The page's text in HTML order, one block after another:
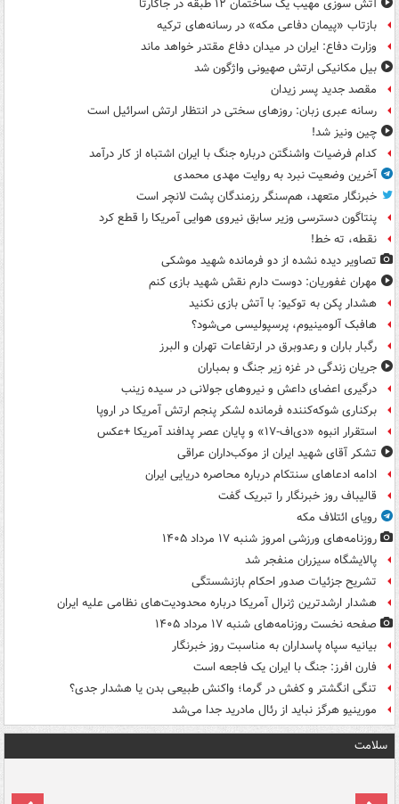
آتش سوزی مهیب یک ساختمان ۱۲ طبقه در جاکارتا
بازتاب «پیمان دفاعی مکه» در رسانه‌های ترکیه
وزارت دفاع: ایران در میدان دفاع مقتدر خواهد ماند
بیل مکانیکی ارتش صهیونی واژگون شد
مقصد جدید پسر زیدان
رسانه عبری زبان: روزهای سختی در انتظار ارتش اسرائیل است
چین ونیز شد!
کدام فرضیات واشنگتن درباره جنگ با ایران اشتباه از کار درآمد
آخرین وضعیت نبرد به روایت مهدی محمدی
خبرنگار متعهد، هم‌سنگر رزمندگان پشت لانچر است
پنتاگون دسترسی وزیر سابق نیروی هوایی آمریکا را قطع کرد
نقطه، ته خط!
تصاویر دیده‌ نشده از دو فرمانده شهید موشکی
مهران غفوریان: دوست دارم نقش شهید بازی کنم
هشدار پکن به توکیو: با آتش بازی نکنید
هافبک آلومینیوم، پرسپولیسی می‌شود؟
رگبار باران و رعدوبرق در ارتفاعات تهران و البرز
جریان زندگی در غزه زیر جنگ و بمباران
درگیری اعضای داعش و نیروهای جولانی در سیده زینب
برکناری شوکه‌کننده فرمانده لشکر پنجم ارتش آمریکا در اروپا
استقرار انبوه «دی‌اف‑۱۷» و پایان عصر پدافند آمریکا +عکس
تشکر آقای شهید ایران از موکب‌داران عراقی
ادامه ادعاهای سنتکام درباره محاصره دریایی ایران
قالیباف روز خبرنگار را تبریک گفت
رویای ائتلاف مکه
روزنامه‌های ورزشی امروز ‌شنبه ۱۷ مرداد ۱۴۰۵
پالایشگاه سیزران منفجر شد
تشریح جزئیات صدور احکام بازنشستگی
هشدار ارشدترین ژنرال آمریکا درباره محدودیت‌های نظامی علیه ایران
صفحه نخست روزنامه‌های شنبه ۱۷ مرداد ۱۴۰۵
بیانیه سپاه پاسداران به مناسبت روز خبرنگار
فارن افرز: جنگ با ایران یک فاجعه است
تنگی انگشتر و کفش در گرما؛ واکنش طبیعی بدن یا هشدار جدی؟
مورینیو هرگز نباید از رئال مادرید جدا می‌شد
سلامت